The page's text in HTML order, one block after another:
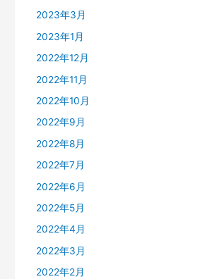
2023年3月
2023年1月
2022年12月
2022年11月
2022年10月
2022年9月
2022年8月
2022年7月
2022年6月
2022年5月
2022年4月
2022年3月
2022年2月